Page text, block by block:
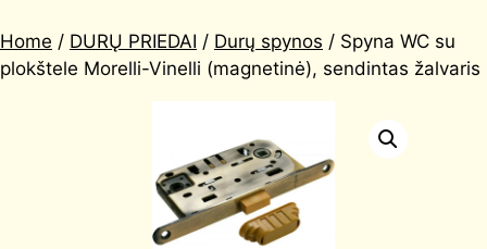
Home / DURŲ PRIEDAI / Durų spynos / Spyna WC su
plokštele Morelli-Vinelli (magnetinė), sendintas žalvaris